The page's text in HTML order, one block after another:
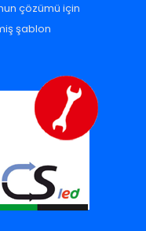
çözümü için
şablon